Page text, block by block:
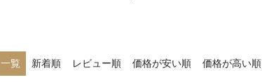
一覧 新着順 レビュー順 価格が安い順 価格が高い順